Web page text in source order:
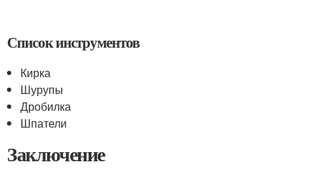
Список инструментов
Кирка
Шурупы
Дробилка
Шпатели
Заключение